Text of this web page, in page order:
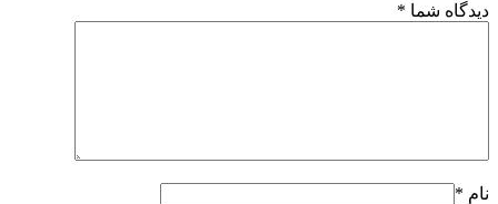
دیدگاه شما *
نام *